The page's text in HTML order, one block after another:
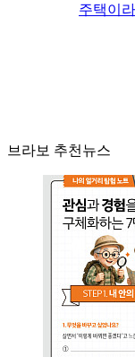
주택이
브라보 추천뉴스